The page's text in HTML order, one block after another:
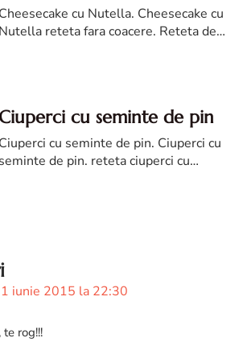
Cheesecake cu Nutella. Cheesecake cu
Nutella reteta fara coacere. Reteta de
Ciuperci cu seminte de pin
Ciuperci cu seminte de pin. Ciuperci cu
seminte de pin. reteta ciuperci cu
1 iunie 2015 la 22:30
te rog!!!